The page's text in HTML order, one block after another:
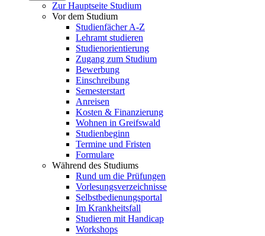
Zur Hauptseite Studium
Vor dem Studium
Studienfächer A-Z
Lehramt studieren
Studienorientierung
Zugang zum Studium
Bewerbung
Einschreibung
Semesterstart
Anreisen
Kosten & Finanzierung
Wohnen in Greifswald
Studienbeginn
Termine und Fristen
Formulare
Während des Studiums
Rund um die Prüfungen
Vorlesungsverzeichnisse
Selbstbedienungsportal
Im Krankheitsfall
Studieren mit Handicap
Workshops